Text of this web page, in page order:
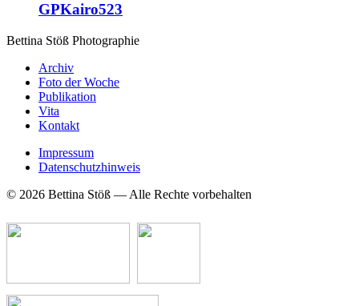
GPKairo523
Bettina Stöß Photographie
Archiv
Foto der Woche
Publikation
Vita
Kontakt
Impressum
Datenschutzhinweis
© 2026 Bettina Stöß — Alle Rechte vorbehalten